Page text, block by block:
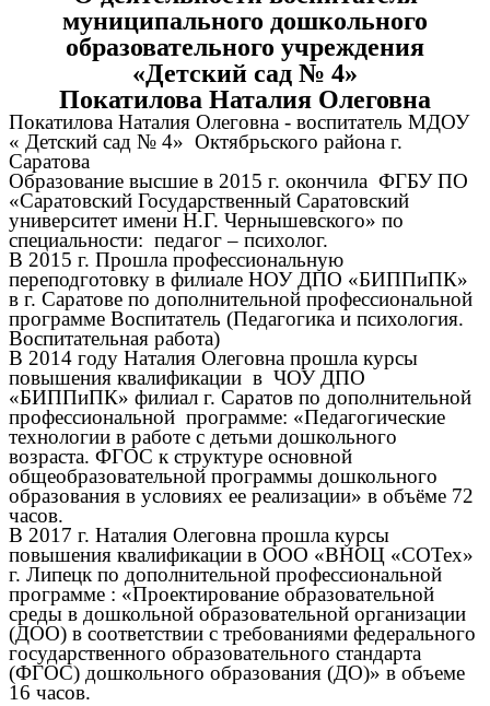
муниципального дошкольного
образовательного учреждения
«Детский сад № 4»
Покатилова Наталия Олеговна
Покатилова Наталия Олеговна - воспитатель МДОУ
« Детский сад № 4» Октябрьского района г.
Саратова
Образование высшие в 2015 г. окончила ФГБУ ПО
«Саратовский Государственный Саратовский
университет имени Н.Г. Чернышевского» по
специальности: педагог – психолог.
В 2015 г. Прошла профессиональную
переподготовку в филиале НОУ ДПО «БИППиПК»
в г. Саратове по дополнительной профессиональной
программе Воспитатель (Педагогика и психология.
Воспитательная работа)
В 2014 году Наталия Олеговна прошла курсы
повышения квалификации в ЧОУ ДПО
«БИППиПК» филиал г. Саратов по дополнительной
профессиональной программе: «Педагогические
технологии в работе с детьми дошкольного
возраста. ФГОС к структуре основной
общеобразовательной программы дошкольного
образования в условиях ее реализации» в объёме 72
часов.
В 2017 г. Наталия Олеговна прошла курсы
повышения квалификации в ООО «ВНОЦ «СОТех»
г. Липецк по дополнительной профессиональной
программе : «Проектирование образовательной
среды в дошкольной образовательной организации
(ДОО) в соответствии с требованиями федерального
государственного образовательного стандарта
(ФГОС) дошкольного образования (ДО)» в объеме
16 часов.